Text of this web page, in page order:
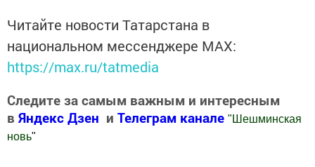
Читайте новости Татарстана в
национальном мессенджере MАХ:
https://max.ru/tatmedia
Следите за самым важным и интересным
в Яндекс Дзен и Телеграм канале " Шешминская
новь"